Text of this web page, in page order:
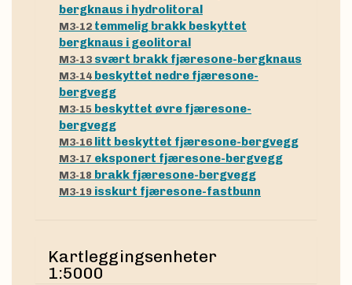
bergknaus i hydrolitoral
M3-12 temmelig brakk beskyttet
bergknaus i geolitoral
M3-13 svært brakk fjæresone-bergknaus
M3-14 beskyttet nedre fjæresone-
bergvegg
M3-15 beskyttet øvre fjæresone-
bergvegg
M3-16 litt beskyttet fjæresone-bergvegg
M3-17 eksponert fjæresone-bergvegg
M3-18 brakk fjæresone-bergvegg
M3-19 isskurt fjæresone-fastbunn
Kartleggingsenheter
1:5000